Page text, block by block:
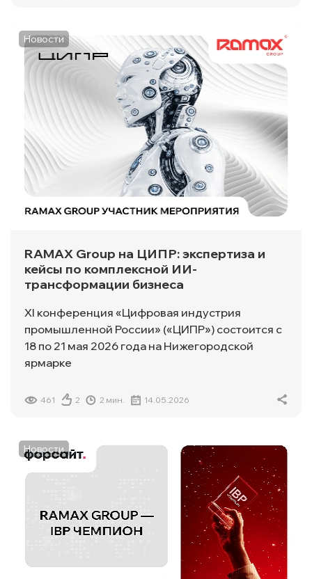
Новости
RAMAX Group на ЦИПР: экспертиза и
кейсы по комплексной ИИ-
трансформации бизнеса
XI конференция «Цифровая индустрия
промышленной России» («ЦИПР») состоится с
18 по 21 мая 2026 года на Нижегородской
ярмарке
461 2 2 мин. 14.05.2026
Новости